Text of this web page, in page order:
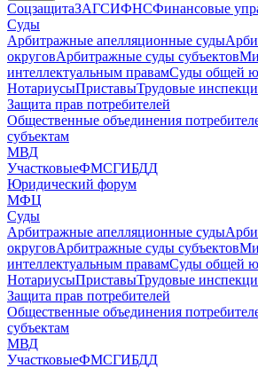
СоцзащитаЗАГСИФНСФинансовые
Суды
Арбитражные апелляционные суды
округовАрбитражные суды субъектов
интеллектуальным правамСуды общей
НотариусыПриставыТрудовые
Защита прав потребителей
Общественные объединения
субъектам
МВД
УчастковыеФМСГИБДД
Юридический форум
МФЦ
Суды
Арбитражные апелляционные суды
округовАрбитражные суды субъектов
интеллектуальным правамСуды общей
НотариусыПриставыТрудовые
Защита прав потребителей
Общественные объединения
субъектам
МВД
УчастковыеФМСГИБДД